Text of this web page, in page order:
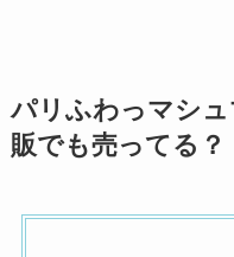
パリふわっマシ
販でも売ってる？